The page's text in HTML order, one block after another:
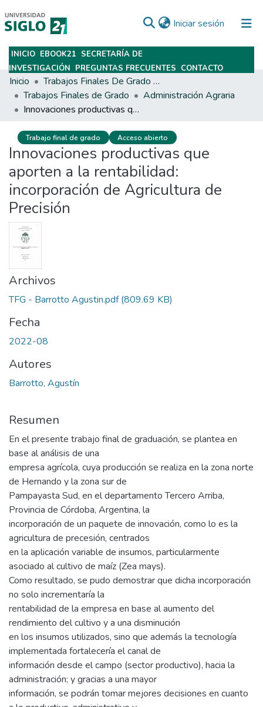
Iniciar sesión (current)
Subir
INICIO EBOOK21 SECRETARÍA DE
INVESTIGACIÓN PREGUNTAS FRECUENTES CONTACTO
Inicio
Trabajos Finales De Grado Y Posgrado
Trabajos Finales de Grado
Administración Agraria
Innovaciones productivas que aporten a la rentabilidad: incorporación de Agricultura de Precisión
Trabajo final de grado Acceso abierto
Innovaciones productivas que
aporten a la rentabilidad:
incorporación de Agricultura de
Precisión
Archivos
TFG - Barrotto Agustin.pdf(809.69 KB)
Fecha
2022-08
Autores
Barrotto, Agustín
Resumen
En el presente trabajo final de graduación, se plantea en
base al análisis de una
empresa agrícola, cuya producción se realiza en la zona norte
de Hernando y la zona sur de
Pampayasta Sud, en el departamento Tercero Arriba,
Provincia de Córdoba, Argentina, la
incorporación de un paquete de innovación, como lo es la
agricultura de precesión, centrados
en la aplicación variable de insumos, particularmente
asociado al cultivo de maíz (Zea mays).
Como resultado, se pudo demostrar que dicha incorporación
no solo incrementaría la
rentabilidad de la empresa en base al aumento del
rendimiento del cultivo y a una disminución
en los insumos utilizados, sino que además la tecnología
implementada fortalecería el canal de
información desde el campo (sector productivo), hacia la
administración; y gracias a una mayor
información, se podrán tomar mejores decisiones en cuanto